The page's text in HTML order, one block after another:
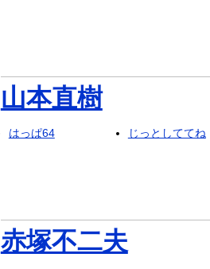
山本直樹
はっぱ64 じっとしててね
赤塚不二夫